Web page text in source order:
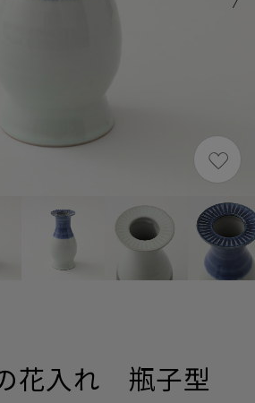
花入れ 瓶子型